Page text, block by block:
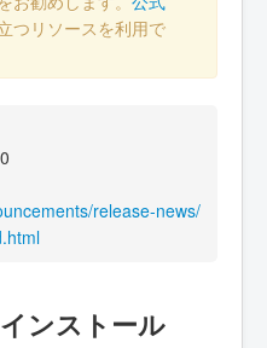
つリソースを利用で
release-news/
ンストール